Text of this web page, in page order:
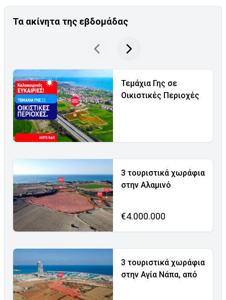
Τα ακίνητα της εβδομάδας
Τεμάχια Γης σε
Οικιστικές Περιοχές
3 τουριστικά χωράφια
στην Αλαμινό
€4.000.000
3 τουριστικά χωράφια
στην Αγία Νάπα, από